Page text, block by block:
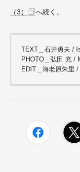
（3） へ続く。
TEXT＿石井勇夫 /
PHOTO＿弘田 充 /
EDIT＿海老原朱里 /